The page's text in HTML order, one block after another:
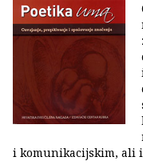
i komunikacijskim, ali i